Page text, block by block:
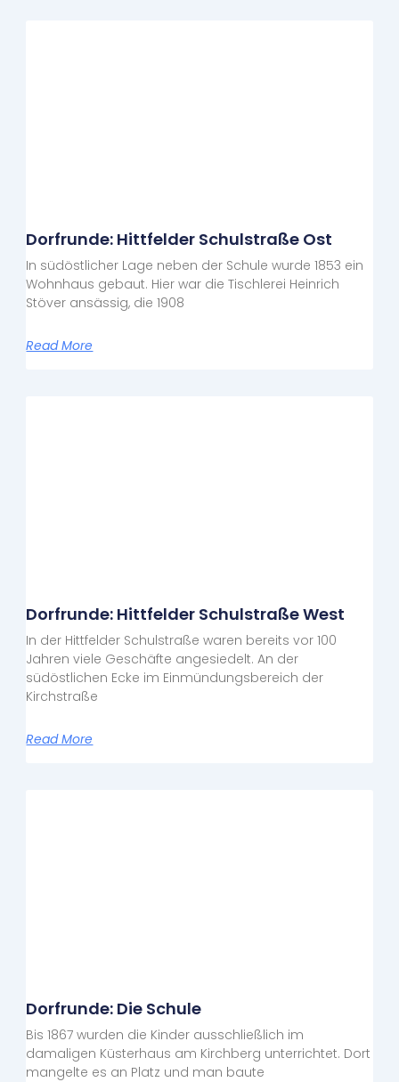
Dorfrunde: Hittfelder Schulstraße Ost
In südöstlicher Lage neben der Schule wurde 1853 ein
Wohnhaus gebaut. Hier war die Tischlerei Heinrich
Stöver ansässig, die 1908
Read More
Dorfrunde: Hittfelder Schulstraße West
In der Hittfelder Schulstraße waren bereits vor 100
Jahren viele Geschäfte angesiedelt. An der
südöstlichen Ecke im Einmündungsbereich der
Kirchstraße
Read More
Dorfrunde: Die Schule
Bis 1867 wurden die Kinder ausschließlich im
damaligen Küsterhaus am Kirchberg unterrichtet. Dort
mangelte es an Platz und man baute